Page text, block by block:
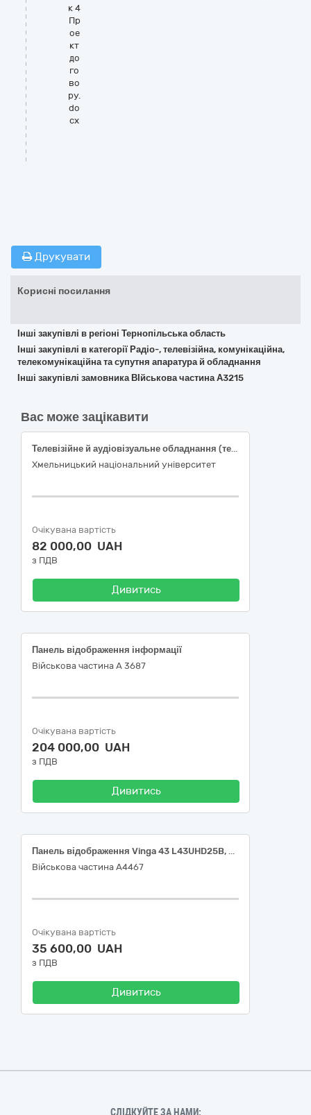
к 4
Пр
ое
кт
до
го
во
ру.
do
cx
Друкувати
Корисні посилання
Інші закупівлі в регіоні Тернопільська область
Інші закупівлі в категорії Радіо-, телевізійна, комунікаційна,
телекомунікаційна та супутня апаратура й обладнання
Інші закупівлі замовника ВІйськова частина А3215
Вас може зацікавити
Телевізійне й аудіовізуальне обладнання (телевізор, кронштейн)
Хмельницький національний університет
Очікувана вартість
82 000,00 UAH
з ПДВ
Дивитись
Панель відображення інформації
Військова частина А 3687
Очікувана вартість
204 000,00 UAH
з ПДВ
Дивитись
Панель відображення Vinga 43 L43UHD25B, 32320000-2 Телевізійне й аудіовізуальне обладнання за ДК 021:2015 Єдиного закупівельного словника
Військова частина А4467
Очікувана вартість
35 600,00 UAH
з ПДВ
Дивитись
СЛІДКУЙТЕ ЗА НАМИ: